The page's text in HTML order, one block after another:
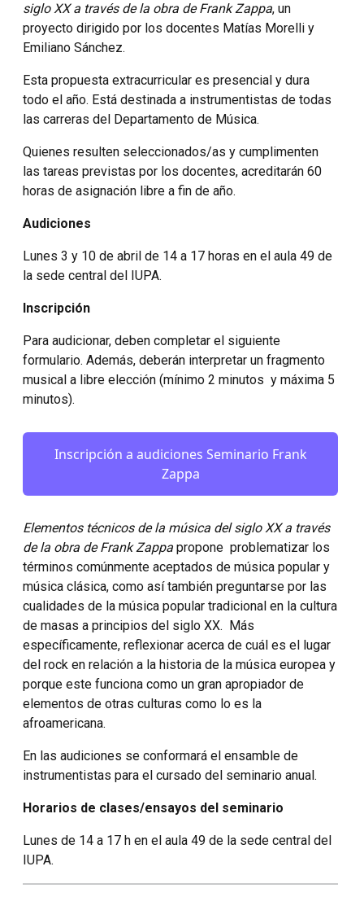
siglo XX a través de la obra de Frank Zappa, un
proyecto dirigido por los docentes Matías Morelli y
Emiliano Sánchez.
Esta propuesta extracurricular es presencial y dura
todo el año. Está destinada a instrumentistas de todas
las carreras del Departamento de Música.
Quienes resulten seleccionados/as y cumplimenten
las tareas previstas por los docentes, acreditarán 60
horas de asignación libre a fin de año.
Audiciones
Lunes 3 y 10 de abril de 14 a 17 horas en el aula 49 de
la sede central del IUPA.
Inscripción
Para audicionar, deben completar el siguiente
formulario. Además, deberán interpretar un fragmento
musical a libre elección (mínimo 2 minutos y máxima 5
minutos).
Inscripción a audiciones Seminario Frank
Zappa
Elementos técnicos de la música del siglo XX a través
de la obra de Frank Zappa propone problematizar los
términos comúnmente aceptados de música popular y
música clásica, como así también preguntarse por las
cualidades de la música popular tradicional en la cultura
de masas a principios del siglo XX. Más
específicamente, reflexionar acerca de cuál es el lugar
del rock en relación a la historia de la música europea y
porque este funciona como un gran apropiador de
elementos de otras culturas como lo es la
afroamericana.
En las audiciones se conformará el ensamble de
instrumentistas para el cursado del seminario anual.
Horarios de clases/ensayos del seminario
Lunes de 14 a 17 h en el aula 49 de la sede central del
IUPA.